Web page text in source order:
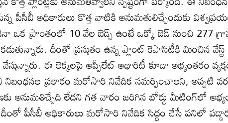
పీసీబీ అధికారులు కొత్త వాటికి అనుమతులిచ్చేందుకు
ఒక ప్రాంతంలో 10 వేల బెడ్స్‌ ఉంటే ఒక్కో బెడ్‌ నుంచి 277
కడుతున్నారు. దీంతో ప్రస్తుతం ఉన్న ప్లాంట్‌ కెపాసిటీకి మించిన వేస్ట్‌
వేస్తున్నారు. ఈ లెక్కలపై అప్పీలేట్‌ అథారిటీ కూడా అభ్యంతరం
నిబంధనల ప్రకారం మరోసారి నివేదిక సమర్పించాలని, అప్పటి
అనుమతిచ్చేది లేదని గత వారం జరిగిన బోర్డు మీటింగ్‌లో
దీంతో పీసీబీ అధికారులు మరోసారి నివేదిక సిద్ధం చేసే పనిలో